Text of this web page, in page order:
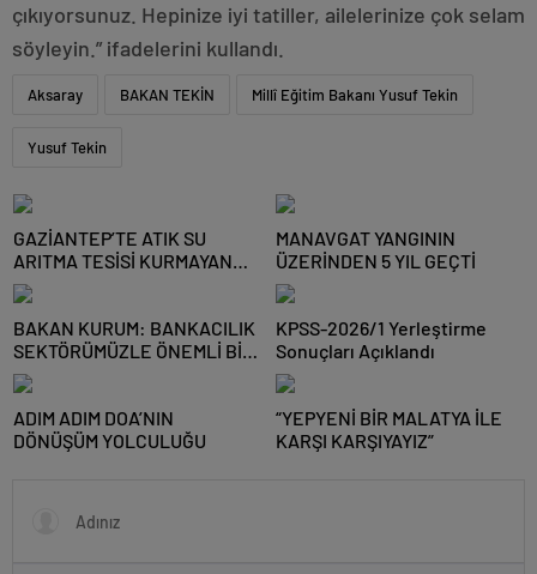
çıkıyorsunuz. Hepinize iyi tatiller, ailelerinize çok selam
söyleyin.” ifadelerini kullandı.
Aksaray BAKAN TEKİN Millî Eğitim Bakanı Yusuf Tekin
Yusuf Tekin
GAZİANTEP’TE ATIK SU
ARITMA TESİSİ KURMAYAN
NİZİP OSB’YE CEZA
MANAVGAT YANGININ
ÜZERİNDEN 5 YIL GEÇTİ
BAKAN KURUM: BANKACILIK
SEKTÖRÜMÜZLE ÖNEMLİ BİR
ADIM ATTIK
KPSS-2026/1 Yerleştirme
Sonuçları Açıklandı
ADIM ADIM DOA’NIN
DÖNÜŞÜM YOLCULUĞU
“YEPYENİ BİR MALATYA İLE
KARŞI KARŞIYAYIZ”